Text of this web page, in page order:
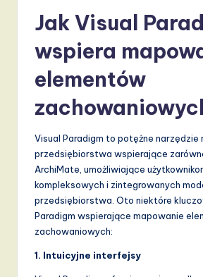
Jak Visual
wspiera
elementów
Visual Paradigm to potężne narzędzie
przedsiębiorstwa wspierające
ArchiMate, umożliwiające
kompleksowych i zintegrowanych
przedsiębiorstwa. Oto niektóre
Paradigm wspierające mapowanie
zachowaniowych:
1. Intuicyjne interfejsy